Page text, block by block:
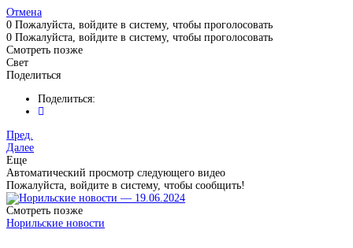
Отмена
0 Пожалуйста, войдите в систему, чтобы проголосовать
0 Пожалуйста, войдите в систему, чтобы проголосовать
Смотреть позже
Свет
Поделиться
Поделиться:
Пред.
Далее
Еще
Автоматический просмотр следующего видео
Пожалуйста, войдите в систему, чтобы сообщить!
Смотреть позже
Норильские новости